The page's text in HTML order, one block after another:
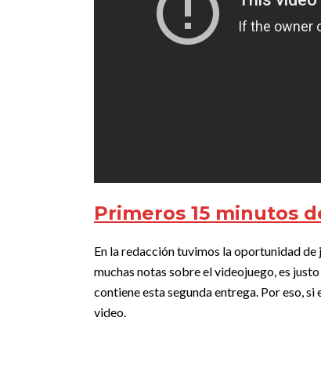
Primeros 15 minutos
En la redacción tuvimos la oportunidad de
muchas notas sobre el videojuego, es
contiene esta segunda entrega. Por eso,
video.